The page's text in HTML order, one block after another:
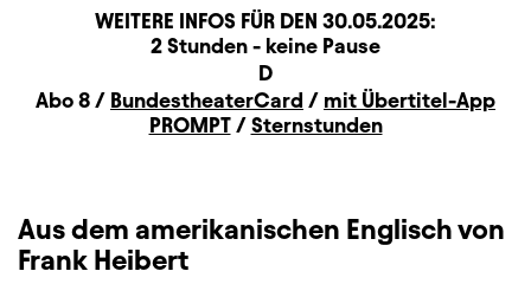
WEITERE INFOS FÜR DEN 30.05.2025:
BeschreibungInformation
Dauer und Pausen2 Stunden - keine Pause
D
Zusatzinformation
Abo 8 / BundestheaterCard / mit Übertitel-App
PROMPT/ Sternstunden
Aus dem amerikanischen Englisch von
Frank Heibert